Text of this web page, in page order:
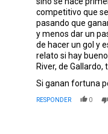
competitivo que
pasando que
y menos dar un
de hacer un gol y
relato si hay
River, de
Si ganan fortuna
RESPONDER 0